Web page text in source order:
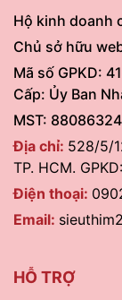
Hộ kinh doanh
Chủ sở hữu
Mã số GPKD:
Cấp: Ủy Ban
MST:
Địa chỉ: 528/5/
TP. HCM.
Điện thoại:
Email:
HỖ TRỢ